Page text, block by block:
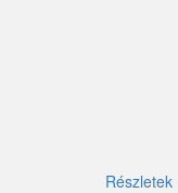
Részletek